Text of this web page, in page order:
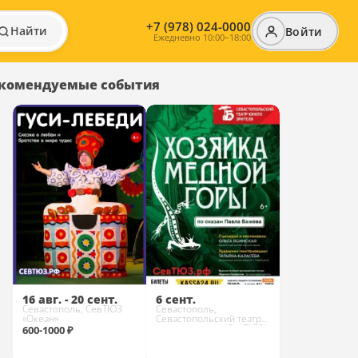
Найти +7 (978) 024-0000
Ежедневно 10:00–18:00 Войти
события
16 авг. - 20 сент.
Севастополь, СевТЮЗ
«Океан»
600-1000 ₽
6 сент.
Севастополь,
Севастопольский театр
юного зрителя (СевТЮЗ)